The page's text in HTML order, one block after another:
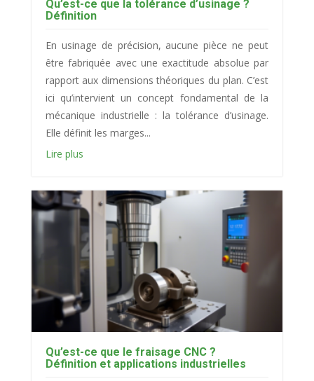
Qu’est-ce que la tolérance d’usinage ?
Définition
En usinage de précision, aucune pièce ne peut
être fabriquée avec une exactitude absolue par
rapport aux dimensions théoriques du plan. C’est
ici qu’intervient un concept fondamental de la
mécanique industrielle : la tolérance d’usinage.
Elle définit les marges...
Lire plus
Qu’est-ce que le fraisage CNC ?
Définition et applications industrielles